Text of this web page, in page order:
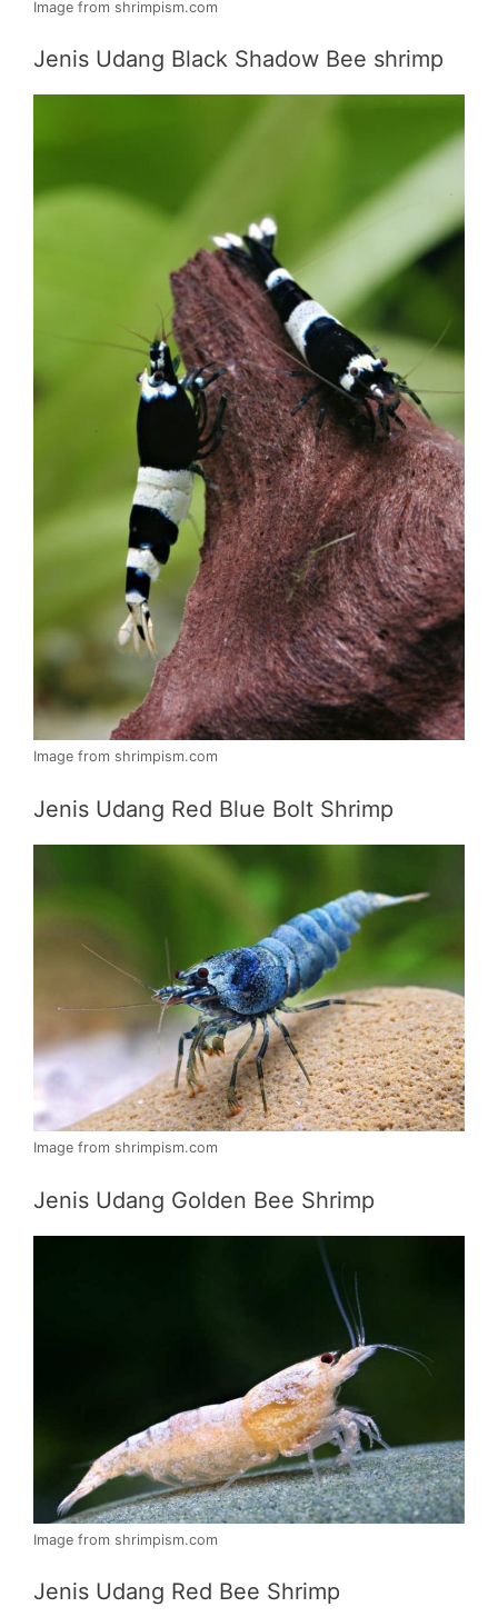
Image from shrimpism.com
Jenis Udang Black Shadow Bee shrimp
Image from shrimpism.com
Jenis Udang Red Blue Bolt Shrimp
Image from shrimpism.com
Jenis Udang Golden Bee Shrimp
Image from shrimpism.com
Jenis Udang Red Bee Shrimp